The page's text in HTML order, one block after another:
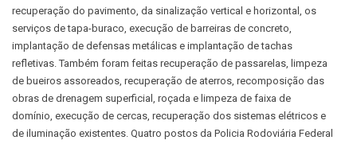
recuperação do pavimento, da sinalização vertical e horizontal, os
serviços de tapa-buraco, execução de barreiras de concreto,
implantação de defensas metálicas e implantação de tachas
refletivas. Também foram feitas recuperação de passarelas, limpeza
de bueiros assoreados, recuperação de aterros, recomposição das
obras de drenagem superficial, roçada e limpeza de faixa de
domínio, execução de cercas, recuperação dos sistemas elétricos e
de iluminação existentes. Quatro postos da Policia Rodoviária Federal